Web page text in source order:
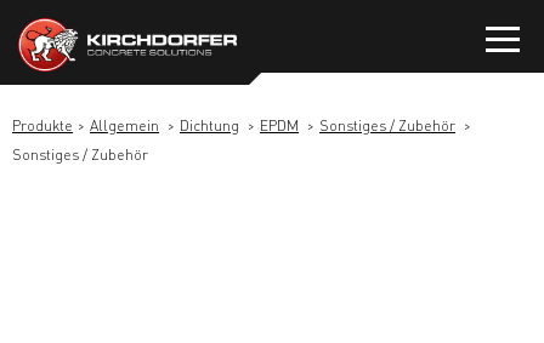
Inhalt
springen
Produkte Allgemein Dichtung EPDM
Sonstiges / Zubehör
Sonstiges / Zubehör